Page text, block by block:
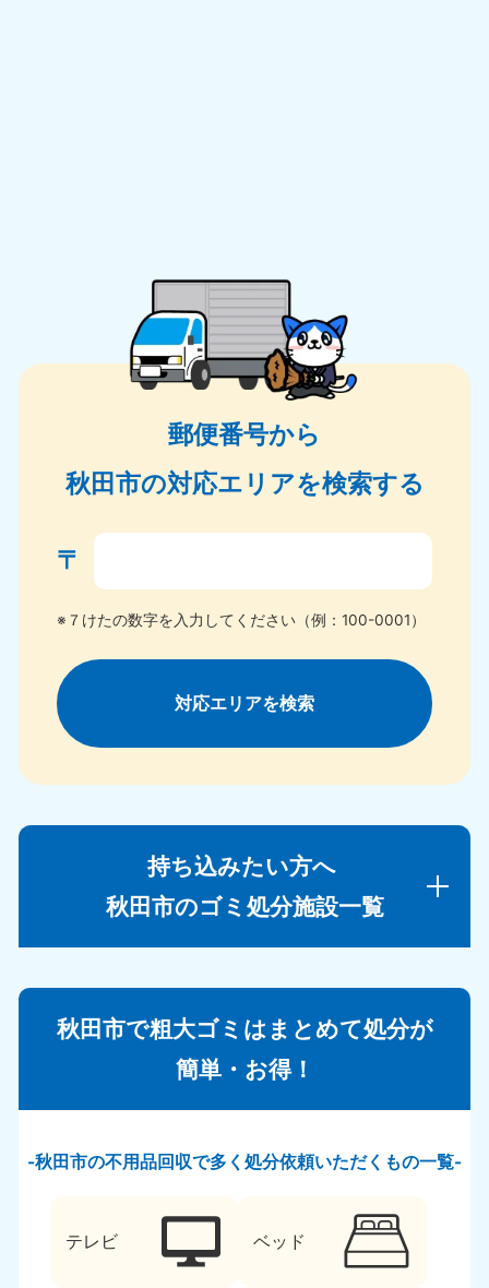
郵便番号から
秋田市の対応エリアを検索する
〒
※７けたの数字を入力してください（例：100-0001）
対応エリアを検索
持ち込みたい方へ
秋田市のゴミ処分施設一覧
秋田市で粗大ゴミはまとめて処分が
簡単・お得！
秋田市の不用品回収で多く処分依頼いただくもの一覧
テレビ ベッド